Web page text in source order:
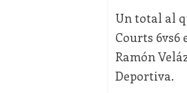
Un total al
Courts
Ramón
Deportiva.